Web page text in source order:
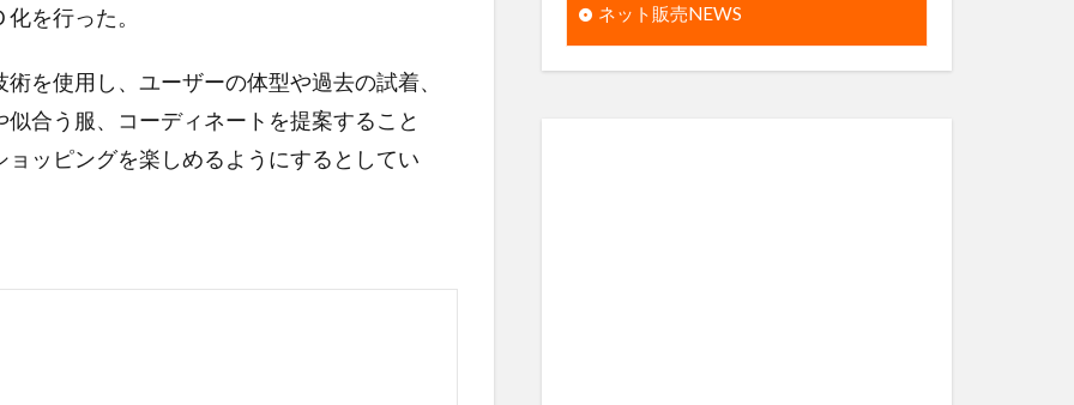
を行った。
を使用し、ユーザーの体型や過去の試着、
合う服、コーディネートを提案すること
ッピングを楽しめるようにするとしてい
ネット販売NEWS